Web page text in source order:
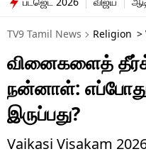
தமிழ்நாடு
இந்தியா
உலகம்
விளையாட்டு
பொழுதுபோக்கு
TV9 Tamil News Religion >
வினைகளைத்
நன்னாள்:
இருப்பது?
Vaikasi Visakam